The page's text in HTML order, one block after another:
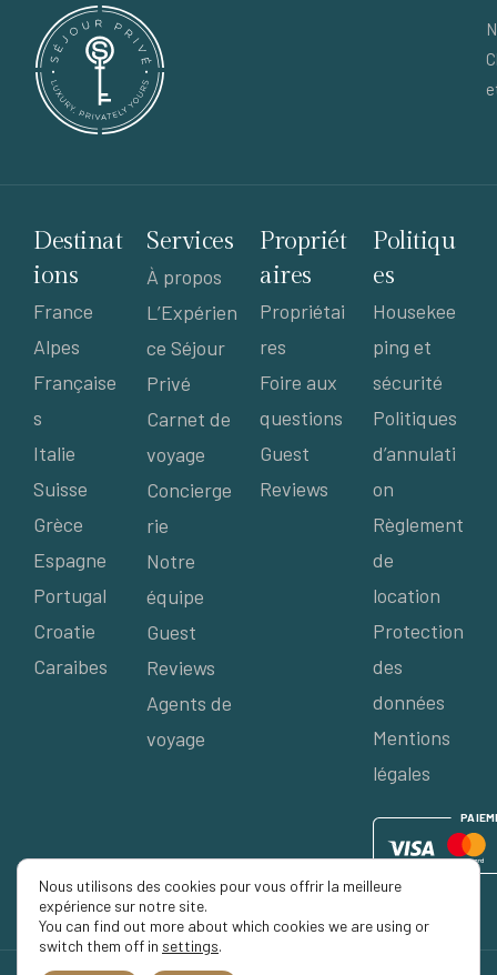
Destinat
ions
France
Alpes
Française
s
Italie
Suisse
Grèce
Espagne
Portugal
Croatie
Caraibes
Services
À propos
L’Expérien
ce Séjour
Privé
Carnet de
voyage
Concierge
rie
Notre
équipe
Guest
Reviews
Agents de
voyage
Propriét
aires
Propriétai
res
Foire aux
questions
Guest
Reviews
Politiqu
es
Housekee
ping et
sécurité
Politiques
d’annulati
on
Règlement
de
location
Protection
des
données
Mentions
légales
PAIEM
Nous utilisons des cookies pour vous offrir la meilleure
expérience sur notre site.
You can find out more about which cookies we are using or
switch them off in settings.